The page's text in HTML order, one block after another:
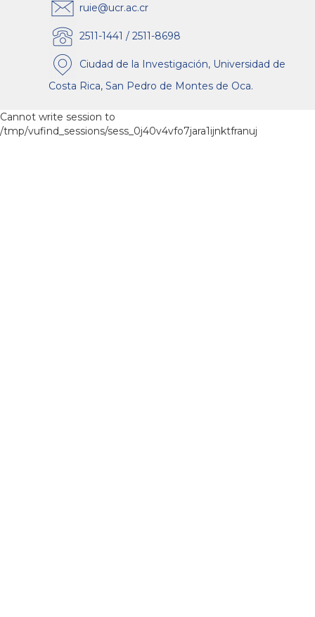
ruie@ucr.ac.cr
2511-1441 / 2511-8698
Ciudad de la Investigación, Universidad de
Costa Rica, San Pedro de Montes de Oca.
Cannot write session to
/tmp/vufind_sessions/sess_0j40v4vfo7jara1ijnktfranuj